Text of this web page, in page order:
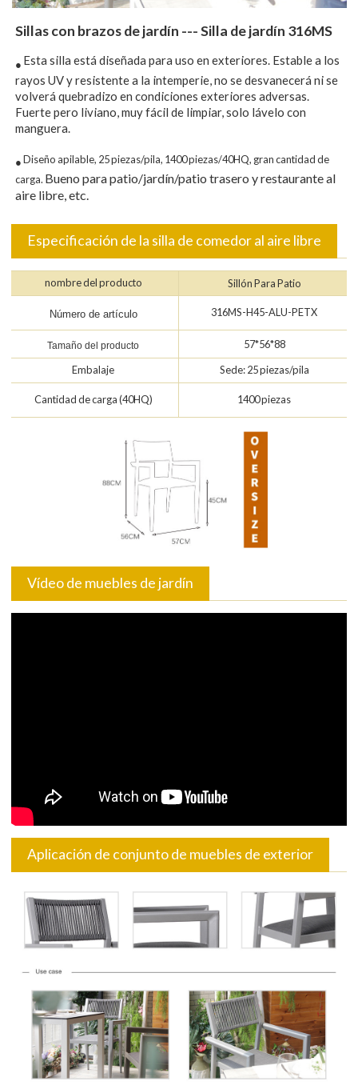
Sillas con brazos de jardín --- Silla de jardín 316MS
● Esta silla está diseñada para uso en exteriores. Estable a los
rayos UV y resistente a la intemperie, no se desvanecerá ni se
volverá quebradizo en condiciones exteriores adversas.
Fuerte pero liviano, muy fácil de limpiar, solo lávelo con
manguera.
● Diseño apilable, 25 piezas/pila, 1400 piezas/40HQ, gran cantidad de
carga. Bueno para patio/jardín/patio trasero y restaurante al
aire libre, etc.
Especificación de la silla de comedor al aire libre
nombre del producto Sillón Para Patio
Número de artículo 316MS-H45-ALU-PETX
Tamaño del producto 57*56*88
Embalaje Sede: 25 piezas/pila
Cantidad de carga (40HQ) 1400 piezas
Vídeo de muebles de jardín
Aplicación de conjunto de muebles de exterior